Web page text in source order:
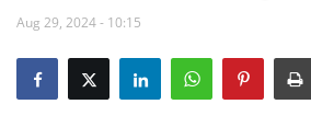
How to Reach Malout
Aug 29, 2024 - 10:15